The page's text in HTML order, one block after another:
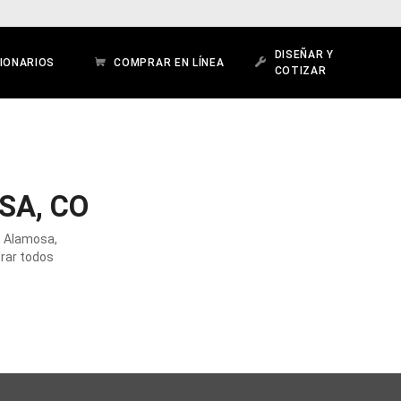
COMPRAR EN LÍNEA
DISEÑAR Y
COTIZAR
CO
Alamosa,
todos